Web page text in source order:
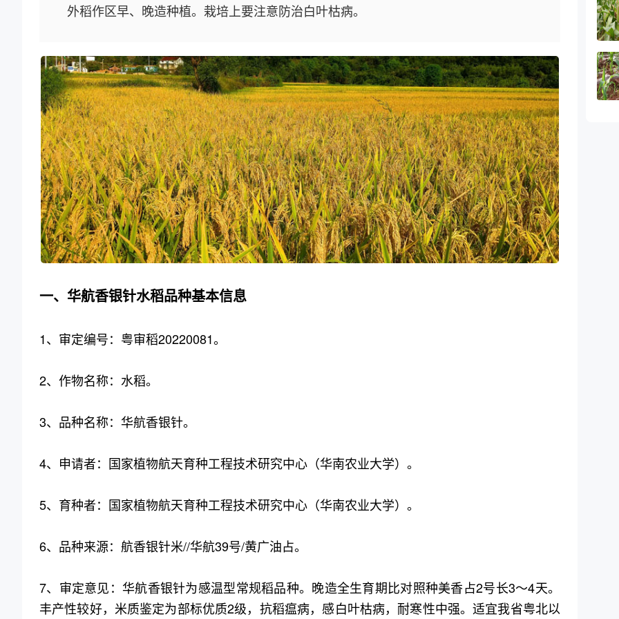
外稻作区早、晚造种植。栽培上要注意防治白叶枯病。
一、华航香银针水稻品种基本信息
1、审定编号：粤审稻20220081。
2、作物名称：水稻。
3、品种名称：华航香银针。
4、申请者：国家植物航天育种工程技术研究中心（华南农业大学）。
5、育种者：国家植物航天育种工程技术研究中心（华南农业大学）。
6、品种来源：航香银针米//华航39号/黄广油占。
7、审定意见：华航香银针为感温型常规稻品种。晚造全生育期比对照种美香占2号长3～4天。
丰产性较好，米质鉴定为部标优质2级，抗稻瘟病，感白叶枯病，耐寒性中强。适宜我省粤北以